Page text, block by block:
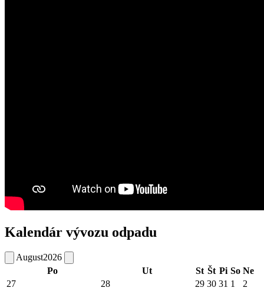
Kalendár vývozu odpadu
August2026
Po
Ut St Št Pi So Ne
27
28 29 30 31 1
2